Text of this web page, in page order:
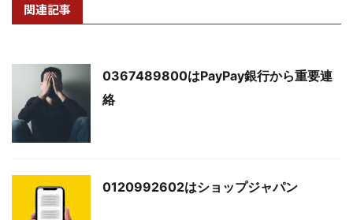
関連記事
0367489800はPayPay銀行から重要連
絡
0120992602はショップジャパン